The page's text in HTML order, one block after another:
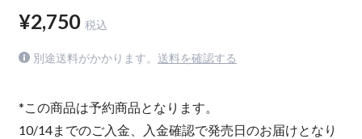
¥2,750 税込
別途送料がかかります。 送料を確認する
*この商品は予約商品となります。
10/14までのご入金、入金確認で発売日のお届けとなり